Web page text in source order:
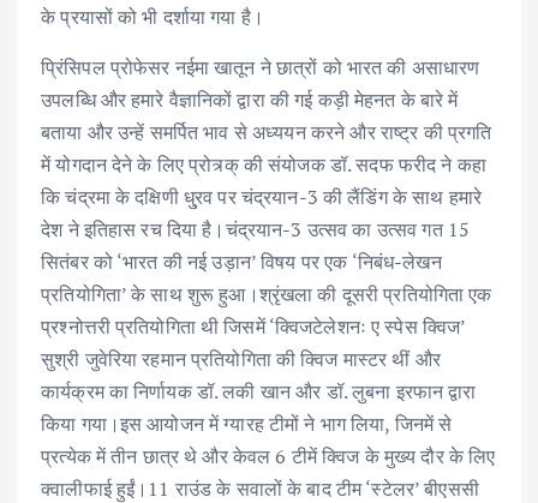
के प्रयासों को भी दर्शाया गया है।
प्रिंसिपल प्रोफेसर नईमा खातून ने छात्रों को भारत की असाधारण
उपलब्धि और हमारे वैज्ञानिकों द्वारा की गई कड़ी मेहनत के बारे में
बताया और उन्हें समर्पित भाव से अध्ययन करने और राष्ट्र की प्रगति
में योगदान देने के लिए प्रोत्र्क् की संयोजक डॉ. सदफ फरीद ने कहा
कि चंद्रमा के दक्षिणी धु्रव पर चंद्रयान-3 की लैंडिंग के साथ हमारे
देश ने इतिहास रच दिया है।चंद्रयान-3 उत्सव का उत्सव गत 15
सितंबर को ‘भारत की नई उड़ान’ विषय पर एक ‘निबंध-लेखन
प्रतियोगिता’ के साथ शुरू हुआ।श्रृंखला की दूसरी प्रतियोगिता एक
प्रश्नोत्तरी प्रतियोगिता थी जिसमें ‘क्विजटेलेशनः ए स्पेस क्विज’
सुश्री जुवेरिया रहमान प्रतियोगिता की क्विज मास्टर थीं और
कार्यक्रम का निर्णायक डॉ. लकी खान और डॉ. लुबना इरफान द्वारा
किया गया।इस आयोजन में ग्यारह टीमों ने भाग लिया, जिनमें से
प्रत्येक में तीन छात्र थे और केवल 6 टीमें क्विज के मुख्य दौर के लिए
क्वालीफाई हुईं।11 राउंड के सवालों के बाद टीम ‘स्टेलर’ बीएससी